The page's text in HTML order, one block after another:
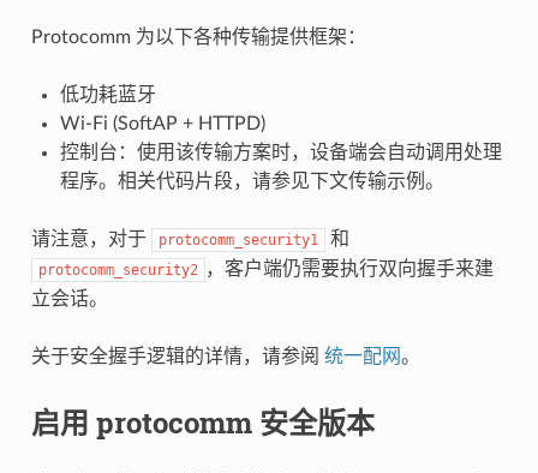
Protocomm 为以下各种传输提供框架：
低功耗蓝牙
Wi-Fi (SoftAP + HTTPD)
控制台：使用该传输方案时，设备端会自动调用处理
程序。相关代码片段，请参见下文传输示例。
请注意，对于 protocomm_security1 和
protocomm_security2 ，客户端仍需要执行双向握手来建
立会话。
关于安全握手逻辑的详情，请参阅 统一配网。
启用 protocomm 安全版本